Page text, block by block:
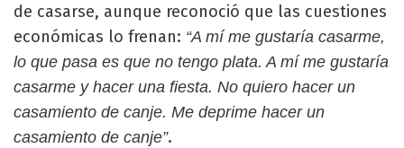
de casarse, aunque reconoció que las cuestiones
económicas lo frenan: “A mí me gustaría casarme,
lo que pasa es que no tengo plata. A mí me gustaría
casarme y hacer una fiesta. No quiero hacer un
casamiento de canje. Me deprime hacer un
casamiento de canje”.